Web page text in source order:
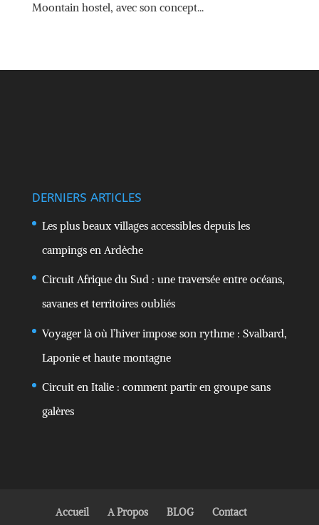
Moontain hostel, avec son concept...
DERNIERS ARTICLES
Les plus beaux villages accessibles depuis les
campings en Ardèche
Circuit Afrique du Sud : une traversée entre océans,
savanes et territoires oubliés
Voyager là où l’hiver impose son rythme : Svalbard,
Laponie et haute montagne
Circuit en Italie : comment partir en groupe sans
galères
Accueil A Propos BLOG Contact